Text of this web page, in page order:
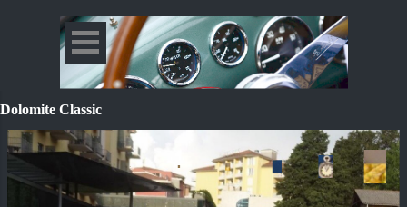
Dolomite Classic